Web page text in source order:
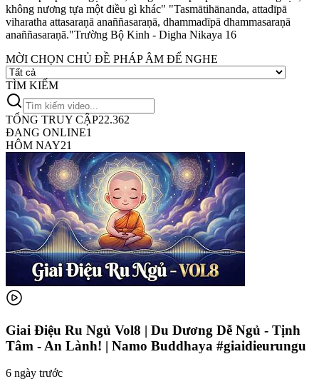
không nương tựa một điều gì khác" "Tasmātihānanda, attadīpā
viharatha attasaraṇā anaññasaraṇā, dhammadīpā dhammasaraṇā
anaññasaraṇā."Trường Bộ Kinh - Digha Nikaya 16
MỜI CHỌN CHỦ ĐỀ PHÁP ÂM ĐỂ NGHE
TÌM KIẾM
TỔNG TRUY CẬP22.362
ĐANG ONLINE1
HÔM NAY21
Giai Điệu Ru Ngủ Vol8 | Du Dương Dễ Ngủ - Tịnh
Tâm - An Lành! | Namo Buddhaya #giaidieurungu
6 ngày trước